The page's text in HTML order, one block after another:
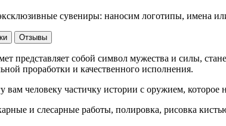
сувениры: наносим логотипы, имена
Отзывы
представляет собой символ мужества и силы,
проработки и качественного исполнения.
вам человеку частичку истории с оружием, которое
и слесарные работы, полировка, рисовка